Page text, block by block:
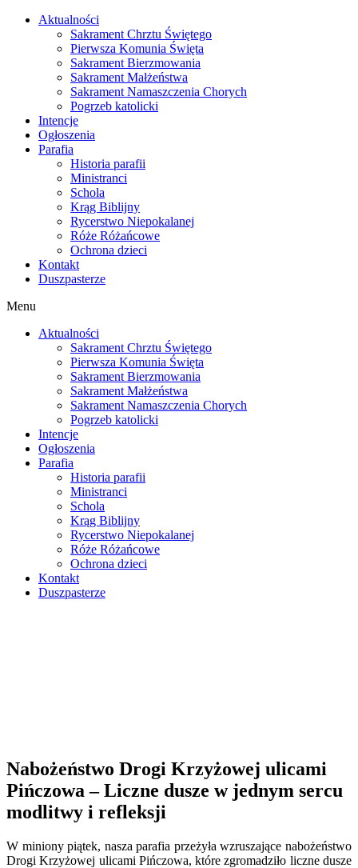
Skip
Aktualności
Sakrament Chrztu Świętego
Pierwsza Komunia Święta
Sakrament Bierzmowania
Sakrament Małżeństwa
Sakrament Namaszczenia Chorych
Pogrzeb katolicki
Intencje
Ogłoszenia
Parafia
Historia parafii
Ministranci
Schola
Krąg Biblijny
Rycerstwo Niepokalanej
Róże Różańcowe
Ochrona dzieci
Kontakt
Duszpasterze
Menu
Aktualności
Sakrament Chrztu Świętego
Pierwsza Komunia Święta
Sakrament Bierzmowania
Sakrament Małżeństwa
Sakrament Namaszczenia Chorych
Pogrzeb katolicki
Intencje
Ogłoszenia
Parafia
Historia parafii
Ministranci
Schola
Krąg Biblijny
Rycerstwo Niepokalanej
Róże Różańcowe
Ochrona dzieci
Kontakt
Duszpasterze
Nabożeństwo Drogi Krzyżowej ulicami
Pińczowa – Liczne dusze w jednym sercu
modlitwy i refleksji
W miniony piątek, nasza parafia przeżyła wzruszające nabożeństwo
Drogi Krzyżowej ulicami Pińczowa, które zgromadziło liczne dusze